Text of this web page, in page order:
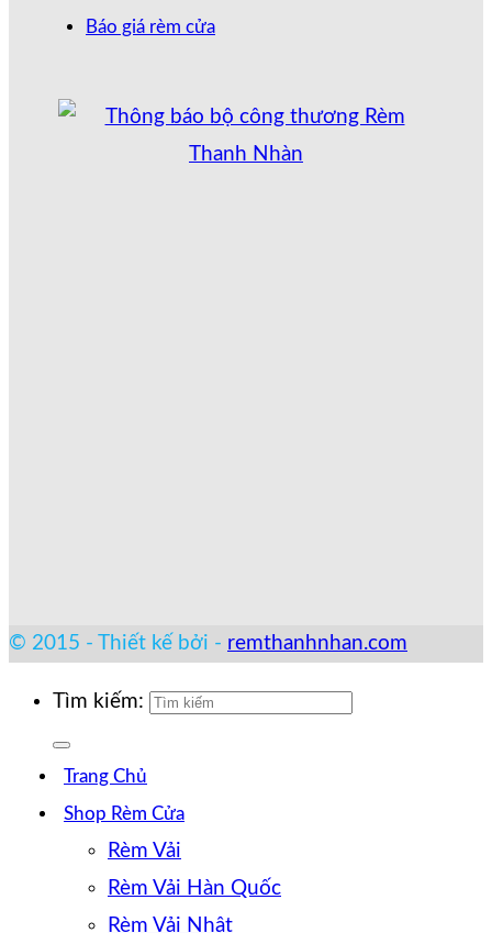
Báo giá rèm cửa
© 2015 - Thiết kế bởi - remthanhnhan.com
Tìm kiếm:
Trang Chủ
Shop Rèm Cửa
Rèm Vải
Rèm Vải Hàn Quốc
Rèm Vải Nhật